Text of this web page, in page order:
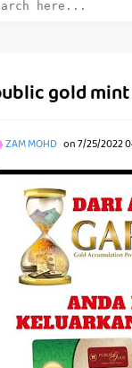
gold
ZAM MOHD on7/25/2022